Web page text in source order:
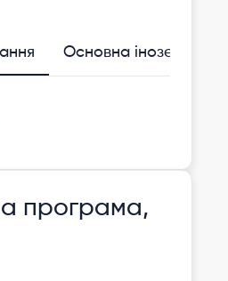
Основна іноземна
програма,